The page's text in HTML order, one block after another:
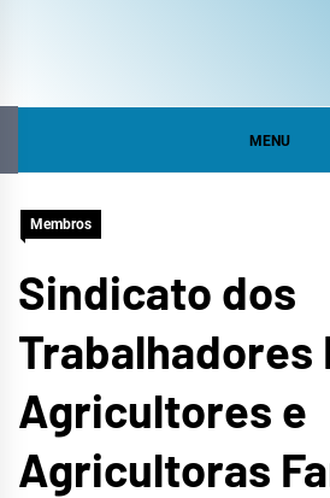
MENU
Membros
Sindicato dos
Trabalhadores
Agricultores e
Agricultoras